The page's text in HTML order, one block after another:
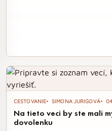
CESTOVANIE SIMONA JURIGOVÁ
Na tieto veci by ste mali
dovolenku